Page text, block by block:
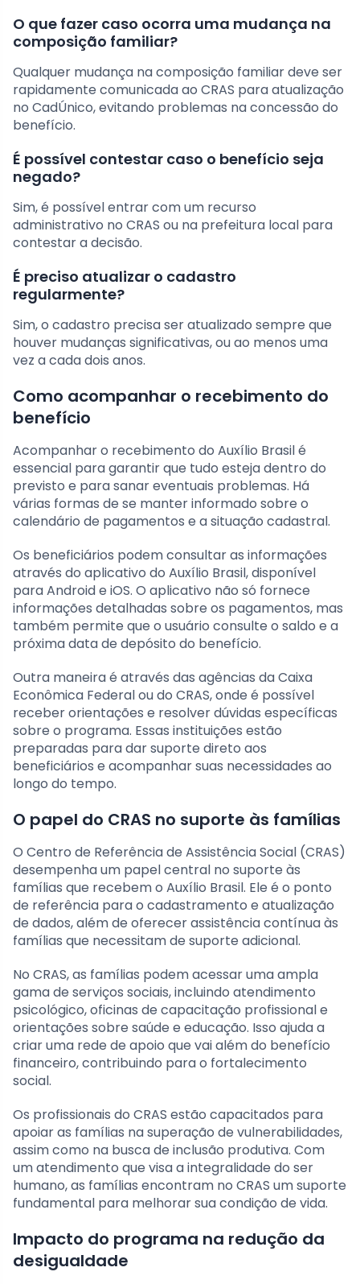
O que fazer caso ocorra uma mudança na
composição familiar?
Qualquer mudança na composição familiar deve ser
rapidamente comunicada ao CRAS para atualização
no CadÚnico, evitando problemas na concessão do
benefício.
É possível contestar caso o benefício seja
negado?
Sim, é possível entrar com um recurso
administrativo no CRAS ou na prefeitura local para
contestar a decisão.
É preciso atualizar o cadastro
regularmente?
Sim, o cadastro precisa ser atualizado sempre que
houver mudanças significativas, ou ao menos uma
vez a cada dois anos.
Como acompanhar o recebimento do
benefício
Acompanhar o recebimento do Auxílio Brasil é
essencial para garantir que tudo esteja dentro do
previsto e para sanar eventuais problemas. Há
várias formas de se manter informado sobre o
calendário de pagamentos e a situação cadastral.
Os beneficiários podem consultar as informações
através do aplicativo do Auxílio Brasil, disponível
para Android e iOS. O aplicativo não só fornece
informações detalhadas sobre os pagamentos, mas
também permite que o usuário consulte o saldo e a
próxima data de depósito do benefício.
Outra maneira é através das agências da Caixa
Econômica Federal ou do CRAS, onde é possível
receber orientações e resolver dúvidas específicas
sobre o programa. Essas instituições estão
preparadas para dar suporte direto aos
beneficiários e acompanhar suas necessidades ao
longo do tempo.
O papel do CRAS no suporte às famílias
O Centro de Referência de Assistência Social (CRAS)
desempenha um papel central no suporte às
famílias que recebem o Auxílio Brasil. Ele é o ponto
de referência para o cadastramento e atualização
de dados, além de oferecer assistência contínua às
famílias que necessitam de suporte adicional.
No CRAS, as famílias podem acessar uma ampla
gama de serviços sociais, incluindo atendimento
psicológico, oficinas de capacitação profissional e
orientações sobre saúde e educação. Isso ajuda a
criar uma rede de apoio que vai além do benefício
financeiro, contribuindo para o fortalecimento
social.
Os profissionais do CRAS estão capacitados para
apoiar as famílias na superação de vulnerabilidades,
assim como na busca de inclusão produtiva. Com
um atendimento que visa a integralidade do ser
humano, as famílias encontram no CRAS um suporte
fundamental para melhorar sua condição de vida.
Impacto do programa na redução da
desigualdade